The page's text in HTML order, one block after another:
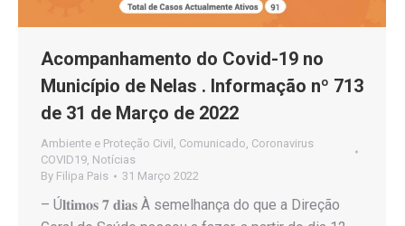
Acompanhamento do Covid-19 no
Município de Nelas . Informação nº 713
de 31 de Março de 2022
Ambiente e Proteção Civil Comunicado Coronavirus
COVID19 Notícias
By Filipa Pais 31 Março 2022
– Ú𝐥𝐭𝐢𝐦𝐨𝐬 𝟕 𝐝𝐢𝐚𝐬 À semelhança do que a Direção